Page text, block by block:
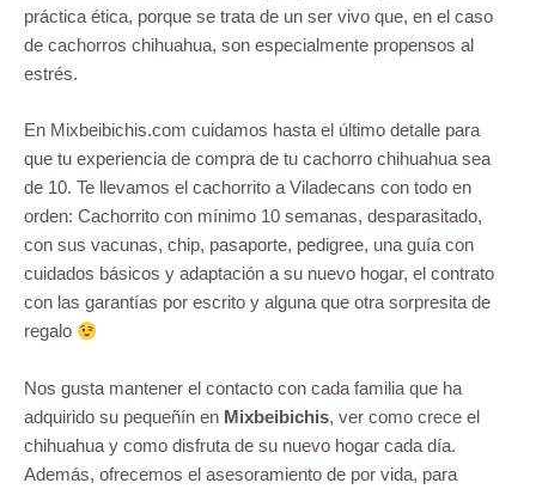
práctica ética, porque se trata de un ser vivo que, en el caso
de cachorros chihuahua, son especialmente propensos al
estrés.
En Mixbeibichis.com cuidamos hasta el último detalle para
que tu experiencia de compra de tu cachorro chihuahua sea
de 10. Te llevamos el cachorrito a Viladecans con todo en
orden: Cachorrito con mínimo 10 semanas, desparasitado,
con sus vacunas, chip, pasaporte, pedigree, una guía con
cuidados básicos y adaptación a su nuevo hogar, el contrato
con las garantías por escrito y alguna que otra sorpresita de
regalo
Nos gusta mantener el contacto con cada familia que ha
adquirido su pequeñín en Mixbeibichis, ver como crece el
chihuahua y como disfruta de su nuevo hogar cada día.
Además, ofrecemos el asesoramiento de por vida, para